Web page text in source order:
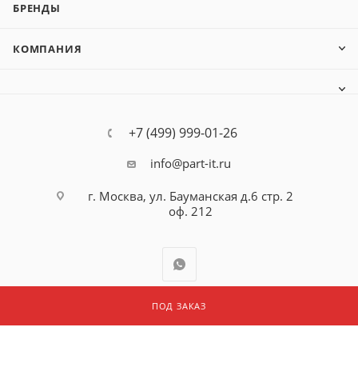
ПОД ЗАКАЗ
БРЕНДЫ
КОМПАНИЯ
+7 (499) 999-01-26
info@part-it.ru
г. Москва, ул. Бауманская д.6 стр. 2
оф. 212